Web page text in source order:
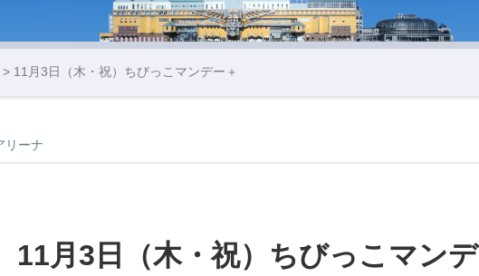
> 11月3日（木・祝）ちびっこマンデー＋
リーナ
11月3日（木・祝）ちびっこマン